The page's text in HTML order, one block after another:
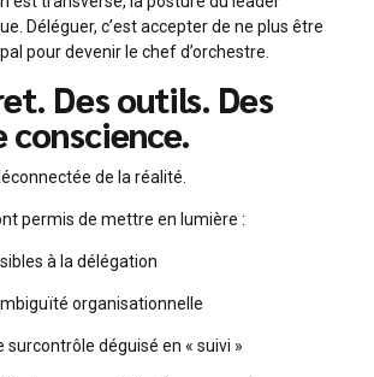
Déléguer, c’est accepter de ne plus être
pour devenir le chef d’orchestre.
Des outils. Des
conscience.
de la réalité.
permis de mettre en lumière :
à la délégation
organisationnelle
surcontrôle déguisé en « suivi »